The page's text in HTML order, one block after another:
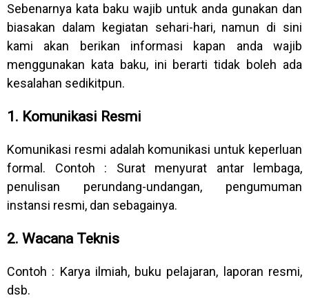
Sebenarnya kata baku wajib untuk anda gunakan dan
biasakan dalam kegiatan sehari-hari, namun di sini
kami akan berikan informasi kapan anda wajib
menggunakan kata baku, ini berarti tidak boleh ada
kesalahan sedikitpun.
1. Komunikasi Resmi
Komunikasi resmi adalah komunikasi untuk keperluan
formal. Contoh : Surat menyurat antar lembaga,
penulisan perundang-undangan, pengumuman
instansi resmi, dan sebagainya.
2. Wacana Teknis
Contoh : Karya ilmiah, buku pelajaran, laporan resmi,
dsb.